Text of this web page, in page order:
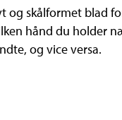
skålformet blad
hånd du holder
og vice versa.